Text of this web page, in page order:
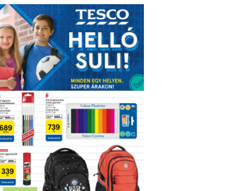
Online megtekintés
Letöltés